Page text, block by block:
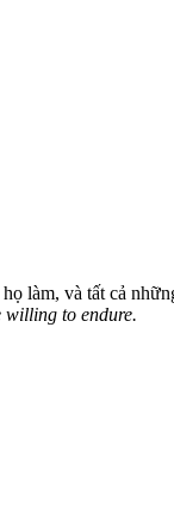
làm, và tất cả
willing to endure.